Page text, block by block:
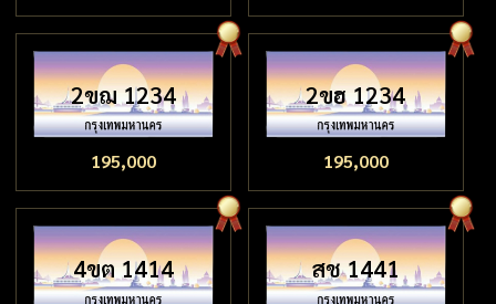
2ขฌ 1234
195,000
2ขฮ 1234
195,000
4ขต 1414 สช 1441